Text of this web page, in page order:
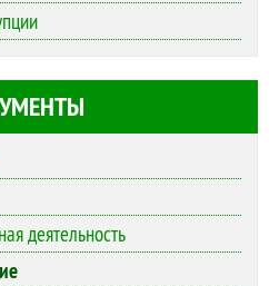
деятельность